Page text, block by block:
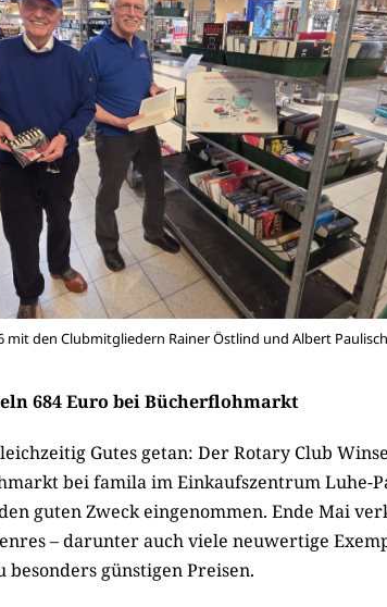
mit den Clubmitgliedern Rainer Östlind und Albert Paulisch
684 Euro bei Bücherflohmarkt
Gutes getan: Der Rotary Club
bei famila im Einkaufszentrum Luhe-
guten Zweck eingenommen. Ende Mai
– darunter auch viele neuwertige
besonders günstigen Preisen.